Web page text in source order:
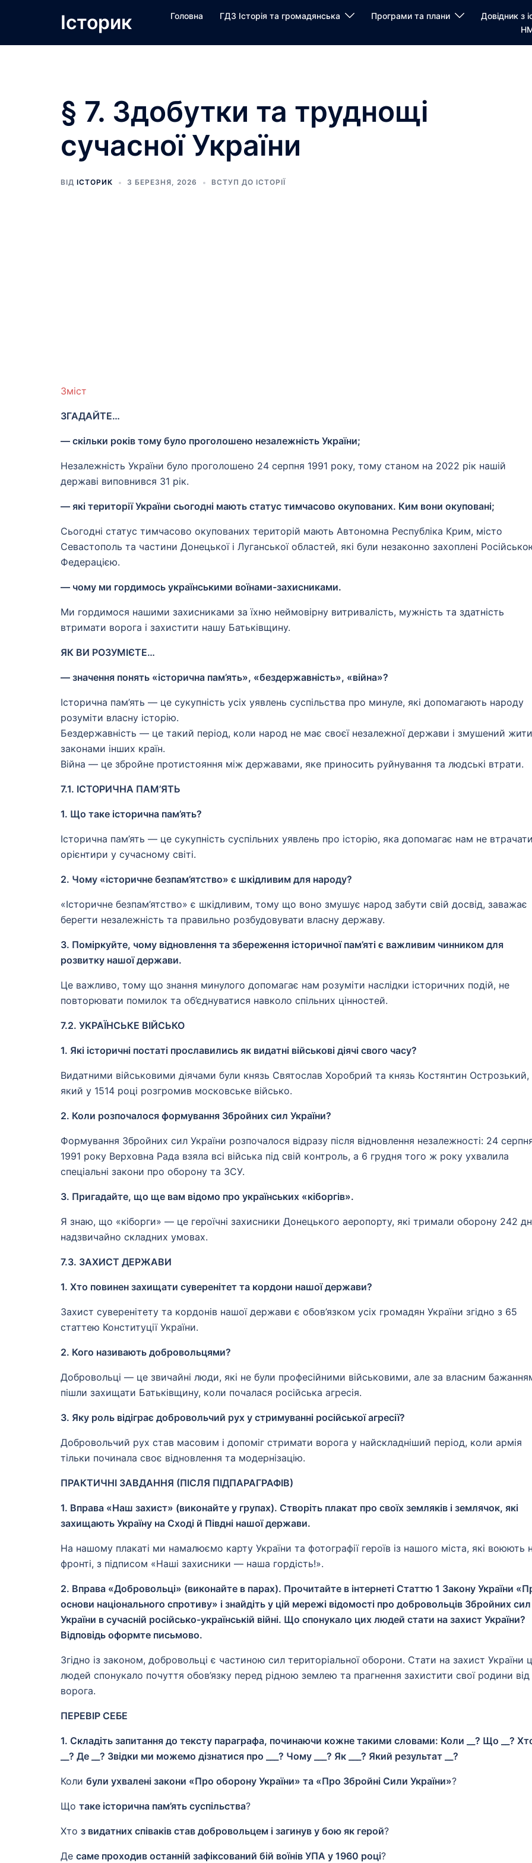
Історик Головна ГДЗ Історія та громадянська Програми та плани Довідник з
§ 7. Здобутки та труднощі
сучасної України
ВІД ІСТОРИК 3 БЕРЕЗНЯ, 2026 ВСТУП ДО ІСТОРІЇ
Зміст
ЗГАДАЙТЕ…
— скільки років тому було проголошено незалежність України;
Незалежність України було проголошено 24 серпня 1991 року, тому станом на 2022 рік нашій
державі виповнився 31 рік.
— які території України сьогодні мають статус тимчасово окупованих. Ким вони окуповані;
Сьогодні статус тимчасово окупованих територій мають Автономна Республіка Крим, місто
Севастополь та частини Донецької і Луганської областей, які були незаконно захоплені
Федерацією.
— чому ми гордимось українськими воїнами-захисниками.
Ми гордимося нашими захисниками за їхню неймовірну витривалість, мужність та здатність
втримати ворога і захистити нашу Батьківщину.
ЯК ВИ РОЗУМІЄТЕ…
— значення понять «історична пам’ять», «бездержавність», «війна»?
Історична пам’ять — це сукупність усіх уявлень суспільства про минуле, які допомагають народу
розуміти власну історію.
Бездержавність — це такий період, коли народ не має своєї незалежної держави і змушений
законами інших країн.
Війна — це збройне протистояння між державами, яке приносить руйнування та людські втрати.
7.1. ІСТОРИЧНА ПАМ’ЯТЬ
1. Що таке історична пам’ять?
Історична пам’ять — це сукупність суспільних уявлень про історію, яка допомагає нам не втрачати
орієнтири у сучасному світі.
2. Чому «історичне безпам’ятство» є шкідливим для народу?
«Історичне безпам’ятство» є шкідливим, тому що воно змушує народ забути свій досвід, заважає
берегти незалежність та правильно розбудовувати власну державу.
3. Поміркуйте, чому відновлення та збереження історичної пам’яті є важливим чинником для
розвитку нашої держави.
Це важливо, тому що знання минулого допомагає нам розуміти наслідки історичних подій, не
повторювати помилок та об’єднуватися навколо спільних цінностей.
7.2. УКРАЇНСЬКЕ ВІЙСЬКО
1. Які історичні постаті прославились як видатні військові діячі свого часу?
Видатними військовими діячами були князь Святослав Хоробрий та князь Костянтин Острозький,
який у 1514 році розгромив московське військо.
2. Коли розпочалося формування Збройних сил України?
Формування Збройних сил України розпочалося відразу після відновлення незалежності: 24
1991 року Верховна Рада взяла всі війська під свій контроль, а 6 грудня того ж року ухвалила
спеціальні закони про оборону та ЗСУ.
3. Пригадайте, що ще вам відомо про українських «кіборгів».
Я знаю, що «кіборги» — це героїчні захисники Донецького аеропорту, які тримали оборону 242
надзвичайно складних умовах.
7.3. ЗАХИСТ ДЕРЖАВИ
1. Хто повинен захищати суверенітет та кордони нашої держави?
Захист суверенітету та кордонів нашої держави є обов’язком усіх громадян України згідно з 65
статтею Конституції України.
2. Кого називають добровольцями?
Добровольці — це звичайні люди, які не були професійними військовими, але за власним
пішли захищати Батьківщину, коли почалася російська агресія.
3. Яку роль відіграє добровольчий рух у стримуванні російської агресії?
Добровольчий рух став масовим і допоміг стримати ворога у найскладніший період, коли армія
тільки починала своє відновлення та модернізацію.
ПРАКТИЧНІ ЗАВДАННЯ (ПІСЛЯ ПІДПАРАГРАФІВ)
1. Вправа «Наш захист» (виконайте у групах). Створіть плакат про своїх земляків і землячок, які
захищають Україну на Сході й Півдні нашої держави.
На нашому плакаті ми намалюємо карту України та фотографії героїв із нашого міста, які воюють
фронті, з підписом «Наші захисники — наша гордість!».
2. Вправа «Добровольці» (виконайте в парах). Прочитайте в інтернеті Статтю 1 Закону України
основи національного спротиву» і знайдіть у цій мережі відомості про добровольців Збройних сил
України в сучасній російсько-українській війні. Що спонукало цих людей стати на захист України?
Відповідь оформте письмово.
Згідно із законом, добровольці є частиною сил територіальної оборони. Стати на захист України
людей спонукало почуття обов’язку перед рідною землею та прагнення захистити свої родини від
ворога.
ПЕРЕВІР СЕБЕ
1. Складіть запитання до тексту параграфа, починаючи кожне такими словами: Коли __? Що __?
__? Де __? Звідки ми можемо дізнатися про ___? Чому ___? Як ___? Який результат __?
Коли були ухвалені закони «Про оборону України» та «Про Збройні Сили України»?
Що таке історична пам’ять суспільства?
Хто з видатних співаків став добровольцем і загинув у бою як герой?
Де саме проходив останній зафіксований бій воїнів УПА у 1960 році?